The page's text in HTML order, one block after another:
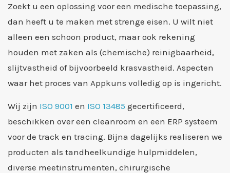
Zoekt u een oplossing voor een medische toepassing,
dan heeft u te maken met strenge eisen. U wilt niet
alleen een schoon product, maar ook rekening
houden met zaken als (chemische) reinigbaarheid,
slijtvastheid of bijvoorbeeld krasvastheid. Aspecten
waar het proces van Appkuns volledig op is ingericht.
Wij zijn ISO 9001 en ISO 13485 gecertificeerd,
beschikken over een cleanroom en een ERP systeem
voor de track en tracing. Bijna dagelijks realiseren we
producten als tandheelkundige hulpmiddelen,
diverse meetinstrumenten, chirurgische